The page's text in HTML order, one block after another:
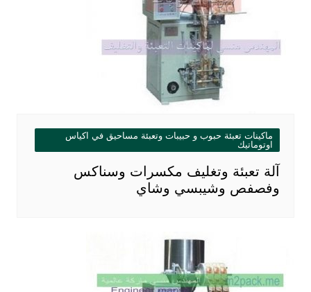
ماكينات تعبئة حبوب و حبيبات وتعبئة مساحيق في اكياس
اوتوماتيك
آلة تعبئة وتغليف مكسرات وسناكس
وفصفص وشيبسي وشاي